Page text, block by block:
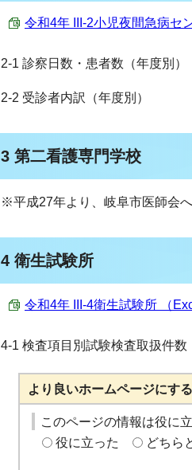
令和4年 III-2小児夜間急病セ
2-1 診察日数・患者数（年度別）
2-2 受診者内訳（年度別）
3 第二看護専門学校
※平成27年より、岐阜市医師会
4 衛生試験所
令和4年 III-4衛生試験所 （
4-1 検査項目別試験検査取扱件数
より良いホームページにす
このページの情報は役に
役に立った
どちら